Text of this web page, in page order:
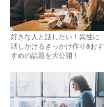
好きな人と話したい！異性に
話しかけるきっかけ作り&おす
すめの話題を大公開！